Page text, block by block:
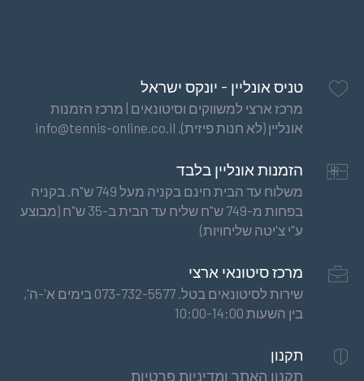
טניס אונליין - יונקס ישראל
מרכז ארצי למשווקים וסיטונאים | מרכז הזמנות
אונליין (לא חנות פיזית). info@tennis-online.co.il
הזמנות אונליין בלבד
משלוח עד הבית חינם בקניה מעל 749 ש"ח. בקניה
בפחות מ-749 ש"ח שליח עד הבית ב-35 ש"ח (מבוצע
ע"י צ'יטה שליחויות)
מרכז סיטונאי ארצי
שירות לסיטונאים בטל. 073-732-5577 בימים א'-ה',
בין השעות 10:00-14:00
תקנון
תקנון האתר ומדיניות פרטיות